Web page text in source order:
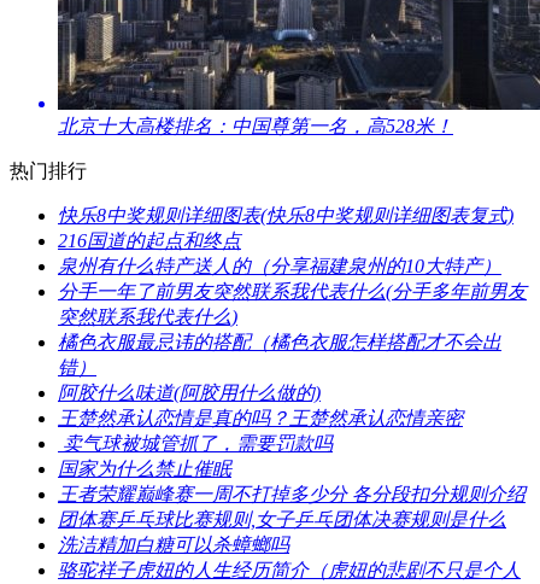
​北京十大高楼排名：中国尊第一名，高528米！
热门排行
​快乐8中奖规则详细图表(快乐8中奖规则详细图表复式)
​216国道的起点和终点
​泉州有什么特产送人的（分享福建泉州的10大特产）
​分手一年了前男友突然联系我代表什么(分手多年前男友
突然联系我代表什么)
​橘色衣服最忌讳的搭配（橘色衣服怎样搭配才不会出
错）
​阿胶什么味道(阿胶用什么做的)
​王楚然承认恋情是真的吗？王楚然承认恋情亲密
​ 卖气球被城管抓了，需要罚款吗
​国家为什么禁止催眠
​王者荣耀巅峰赛一周不打掉多少分 各分段扣分规则介绍
​团体赛乒乓球比赛规则,女子乒乓团体决赛规则是什么
​洗洁精加白糖可以杀蟑螂吗
​骆驼祥子虎妞的人生经历简介（虎妞的悲剧不只是个人